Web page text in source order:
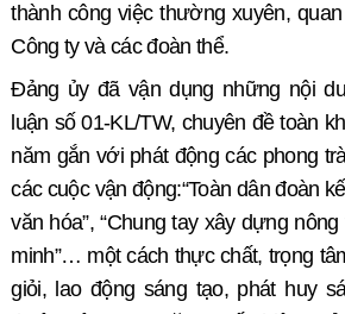
thành công việc thường xuyên,
Công ty và các đoàn thể.
Đảng ủy đã vận dụng những nội
luận số 01-KL/TW, chuyên đề toàn
năm gắn với phát động các phong
các cuộc vận động:“Toàn dân đoàn
văn hóa”, “Chung tay xây dựng
minh”… một cách thực chất, trọng
giỏi, lao động sáng tạo, phát huy